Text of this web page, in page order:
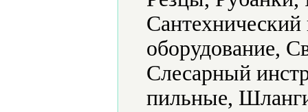
оборудование,
Слесарный
пильные,